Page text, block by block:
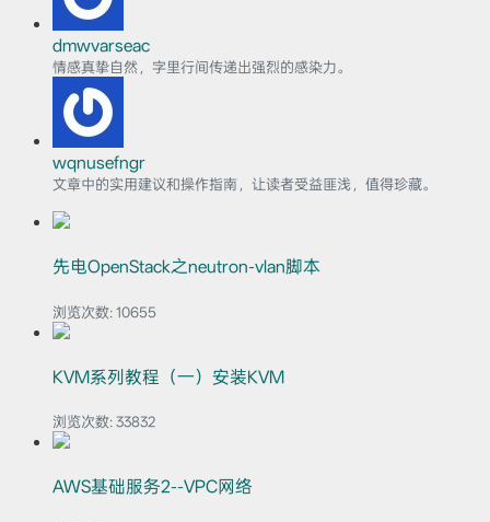
dmwvarseac
情感真挚自然，字里行间传递出强烈的感染力。
wqnusefngr
文章中的实用建议和操作指南，让读者受益匪浅，值得珍藏。
先电OpenStack之neutron-vlan脚本
浏览次数: 10655
KVM系列教程（一）安装KVM
浏览次数: 33832
AWS基础服务2--VPC网络